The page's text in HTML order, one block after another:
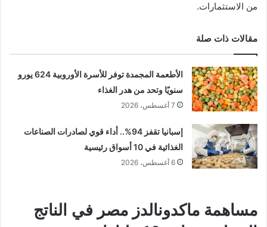
من الاستثمارات.
مقالات ذات صلة
الأطعمة المجمدة توفر للأسرة الأوروبية 624 يورو
سنويًا وتحد من هدر الغذاء
7 أغسطس، 2026
إسبانيا تقفز 94%.. أداء قوي لصادرات الصناعات
الغذائية في 10 أسواق رئيسية
6 أغسطس، 2026
مساهمة ماكدونالدز مصر في الناتج